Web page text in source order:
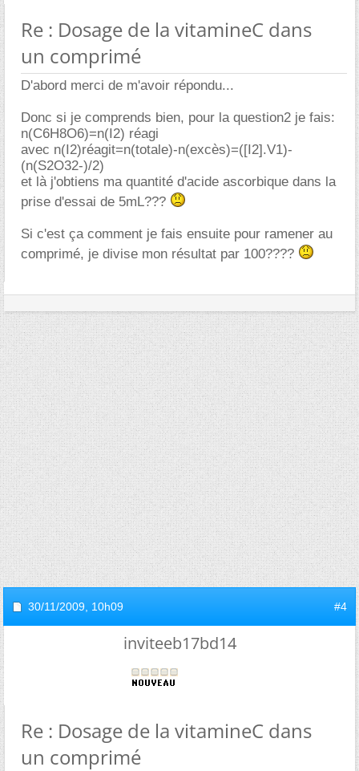
Re : Dosage de la vitamineC dans
un comprimé
D'abord merci de m'avoir répondu...
Donc si je comprends bien, pour la question2 je fais:
n(C6H8O6)=n(I2) réagi
avec n(I2)réagit=n(totale)-n(excès)=([I2].V1)-
(n(S2O32-)/2)
et là j'obtiens ma quantité d'acide ascorbique dans la
prise d'essai de 5mL???
Si c'est ça comment je fais ensuite pour ramener au
comprimé, je divise mon résultat par 100????
30/11/2009, 10h09 #4
inviteeb17bd14
Re : Dosage de la vitamineC dans
un comprimé